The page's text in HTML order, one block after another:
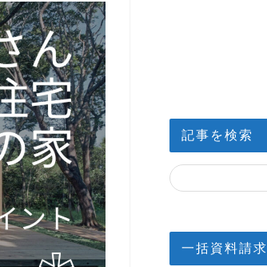
記事を検索
一括資料請求